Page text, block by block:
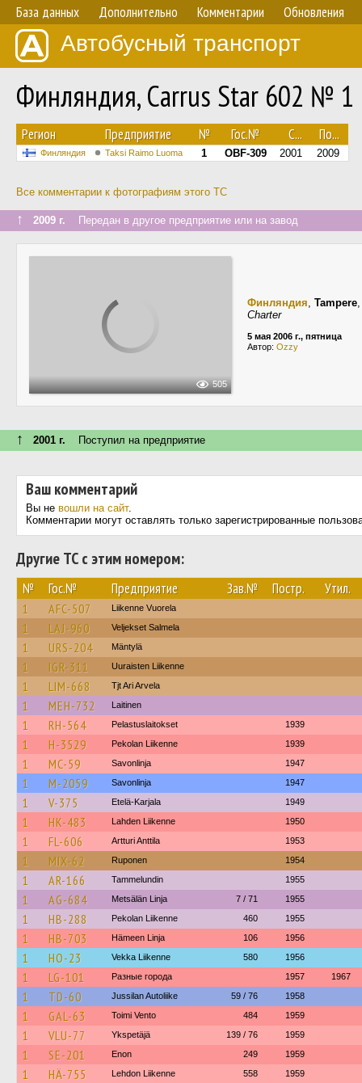
База данных Дополнительно Комментарии Обновления
Автобусный транспорт
Финляндия, Carrus Star 602 № 1
Регион Предприятие № Гос.№ С... По...
Финляндия Taksi Raimo Luoma 1 OBF-309 2001 2009
Все комментарии к фотографиям этого ТС
↑ 2009 г. Передан в другое предприятие или на завод
505
Финляндия, Tampere
Charter
5 мая 2006 г., пятница
Автор: Ozzy
↑ 2001 г. Поступил на предприятие
Ваш комментарий
Вы не вошли на сайт.
Комментарии могут оставлять только зарегистрированные
Другие ТС с этим номером:
№ Гос.№ Предприятие Зав.№ Постр. Утил.
1 AFC-507 Liikenne Vuorela
1 LAJ-960 Veljekset Salmela
1 URS-204 Mäntylä
1 IGR-311 Uuraisten Liikenne
1 LIM-668 Tjt Ari Arvela
1 MEH-732 Laitinen
1 RH-564 Pelastuslaitokset 1939
1 H-3529 Pekolan Liikenne 1939
1 MC-59 Savonlinja 1947
1 M-2059 Savonlinja 1947
1 V-375 Etelä-Karjala 1949
1 HK-483 Lahden Liikenne 1950
1 FL-606 Artturi Anttila 1953
1 MIX-62 Ruponen 1954
1 AR-166 Tammelundin 1955
1 AG-684 Metsälän Linja 7 / 71 1955
1 HB-288 Pekolan Liikenne 460 1955
1 HB-703 Hämeen Linja 106 1956
1 HO-23 Vekka Liikenne 580 1956
1 LG-101 Разные города 1957 1967
1 TD-60 Jussilan Autoliike 59 / 76 1958
1 GAL-63 Toimi Vento 484 1959
1 VLU-77 Ykspetäjä 139 / 76 1959
1 SE-201 Enon 249 1959
1 HÄ-755 Lehdon Liikenne 558 1959